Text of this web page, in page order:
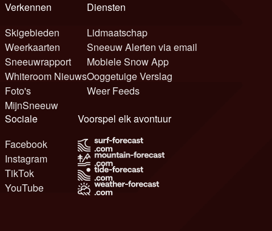
Verkennen
Skigebieden
Weerkaarten
Sneeuwrapport
Whiteroom Nieuws
Foto's
MijnSneeuw
Diensten
Lidmaatschap
Sneeuw Alerten via email
Mobiele Snow App
Ooggetuige Verslag
Weer Feeds
Sociale
Facebook
Instagram
TikTok
YouTube
Voorspel elk avontuur